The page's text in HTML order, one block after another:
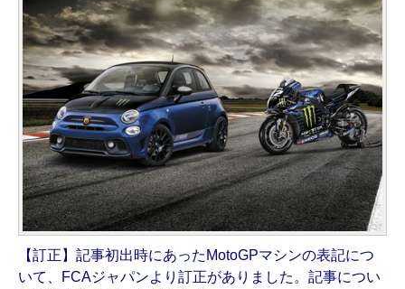
【訂正】記事初出時にあったMotoGPマシンの表記につ
いて、FCAジャパンより訂正がありました。記事につい